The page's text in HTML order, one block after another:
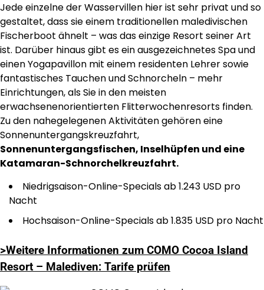
Jede einzelne der Wasservillen hier ist sehr privat und so
gestaltet, dass sie einem traditionellen maledivischen
Fischerboot ähnelt – was das einzige Resort seiner Art
ist. Darüber hinaus gibt es ein ausgezeichnetes Spa und
einen Yogapavillon mit einem residenten Lehrer sowie
fantastisches Tauchen und Schnorcheln – mehr
Einrichtungen, als Sie in den meisten
erwachsenenorientierten Flitterwochenresorts finden.
Zu den nahegelegenen Aktivitäten gehören eine
Sonnenuntergangskreuzfahrt,
Sonnenuntergangsfischen, Inselhüpfen und eine
Katamaran-Schnorchelkreuzfahrt.
Niedrigsaison-Online-Specials ab 1.243 USD pro
Nacht
Hochsaison-Online-Specials ab 1.835 USD pro Nacht
>Weitere Informationen zum COMO Cocoa Island
Resort – Malediven: Tarife prüfen